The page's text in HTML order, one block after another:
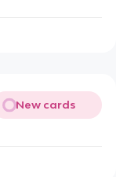
New cards